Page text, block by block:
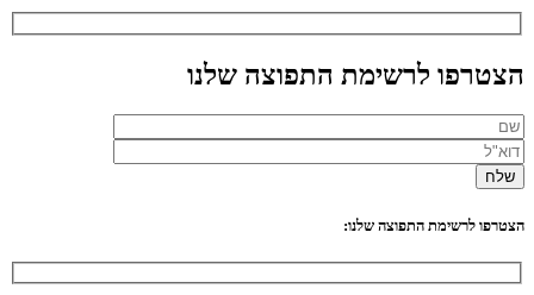
הצטרפו לרשימת התפוצה שלנו
הצטרפו לרשימת התפוצה שלנו: